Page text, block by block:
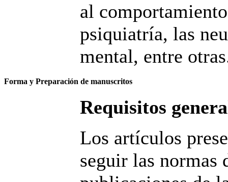
al
psiquiatría, las
mental, entre
Forma y Preparación de manuscritos
Requisitos
Los artículos
seguir las normas